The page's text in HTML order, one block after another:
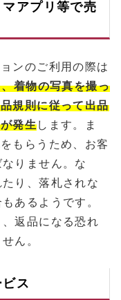
アプリ等で売
ンのご利用の際は
着物の写真を撮っ
規則に従って出品
発生します。ま
もらうため、お客
りません。な
り、落札されな
あるようです。
返品になる恐れ
ん。
ス